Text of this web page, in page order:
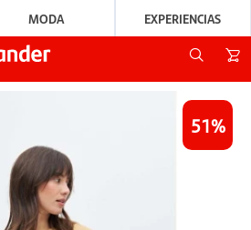
MODA EXPERIENCIAS
51